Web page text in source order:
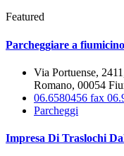
Featured
Parcheggiare a
Via Portuense,
Romano, 00054
06.6580456 fax
Parcheggi
Impresa Di Traslochi